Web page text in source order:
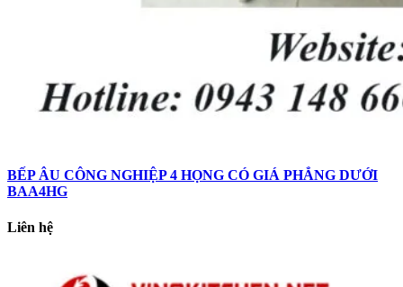
BẾP ÂU CÔNG NGHIỆP 4 HỌNG CÓ GIÁ PHẲNG DƯỚI
BAA4HG
Liên hệ